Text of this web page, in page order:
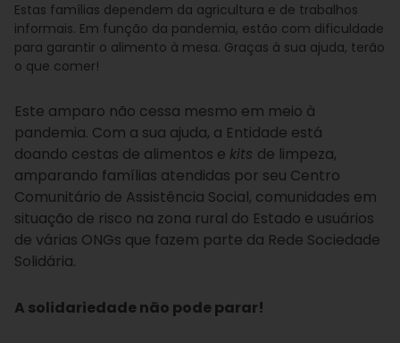
Estas famílias dependem da agricultura e de trabalhos
informais. Em função da pandemia, estão com dificuldade
para garantir o alimento à mesa. Graças à sua ajuda, terão
o que comer!
Este amparo não cessa mesmo em meio à
pandemia. Com a sua ajuda, a Entidade está
doando cestas de alimentos e kits de limpeza,
amparando famílias atendidas por seu Centro
Comunitário de Assistência Social, comunidades em
situação de risco na zona rural do Estado e usuários
de várias ONGs que fazem parte da Rede Sociedade
Solidária.
A solidariedade não pode parar!